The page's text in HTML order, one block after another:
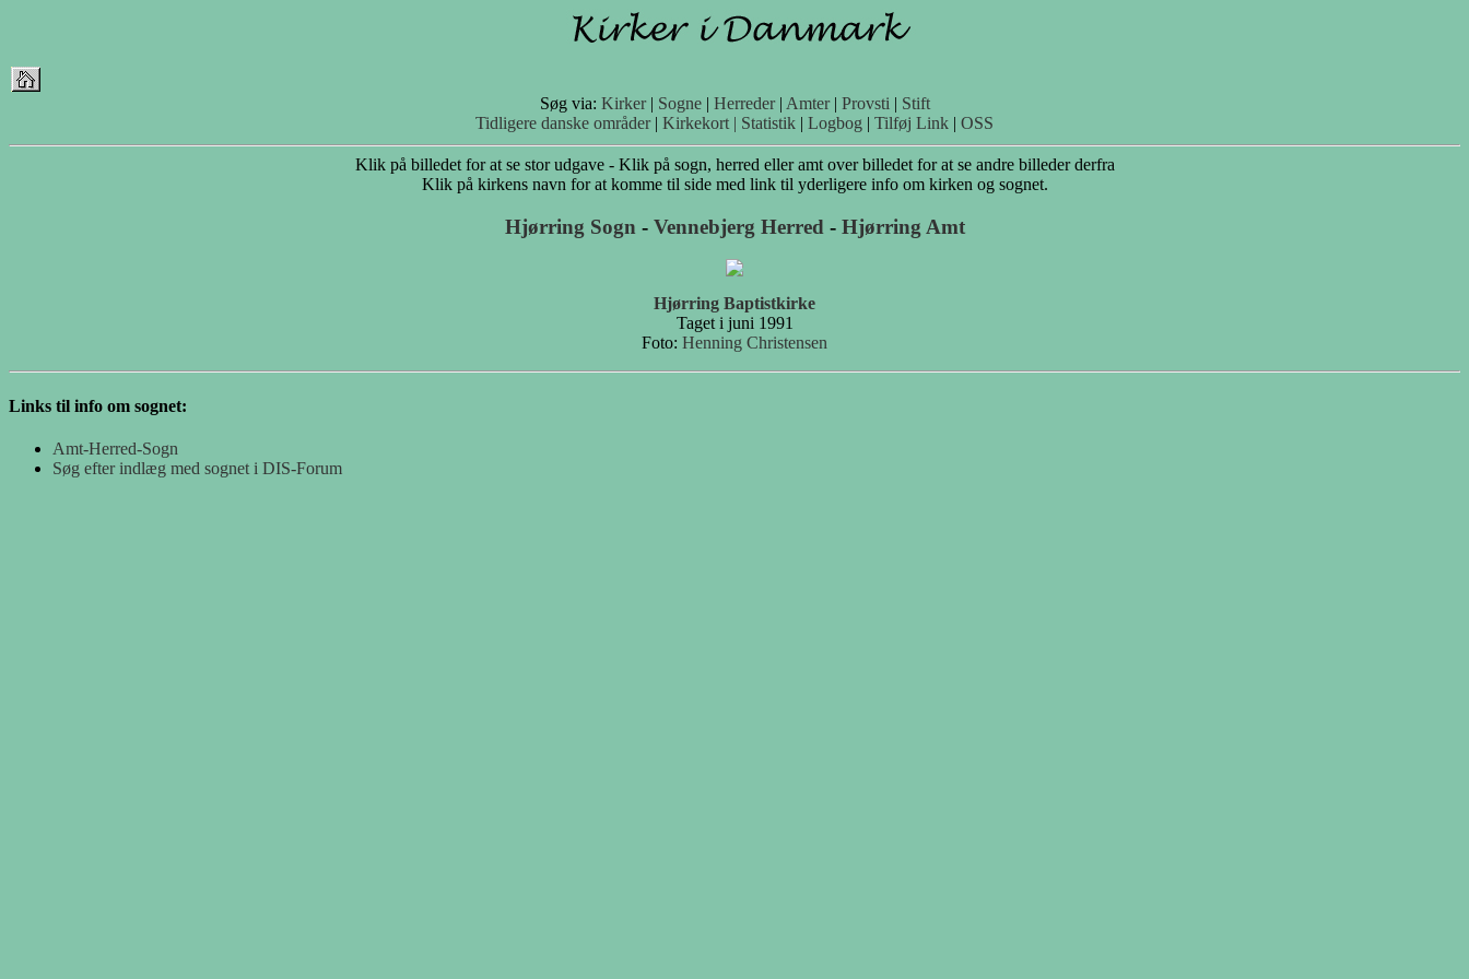
Søg via: Kirker| Sogne| Herreder| Amter| Provsti | Stift
Tidligere danske områder| Kirkekort | Statistik | Logbog | Tilføj Link | OSS
Klik på billedet for at se stor udgave - Klik på sogn, herred eller amt over billedet for at se andre billeder derfra
Klik på kirkens navn for at komme til side med link til yderligere info om kirken og sognet.
Hjørring Sogn - Vennebjerg Herred - Hjørring Amt
Hjørring Baptistkirke
Taget i juni 1991
Foto: Henning Christensen
Links til info om sognet:
Amt-Herred-Sogn
Søg efter indlæg med sognet i DIS-Forum